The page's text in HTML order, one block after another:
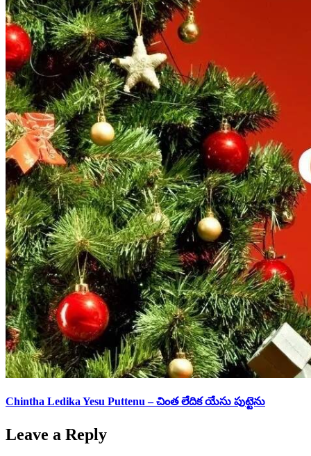
Chintha Ledika Yesu Puttenu – చింత లేదిక యేసు పుట్టెను
Leave a Reply